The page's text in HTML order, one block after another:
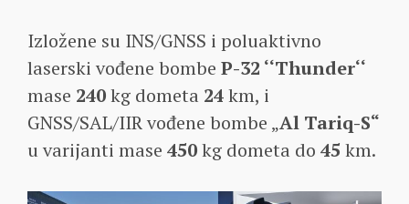
Izložene su INS/GNSS i poluaktivno
laserski vođene bombe P-32 ‘‘Thunder‘‘
mase 240kg dometa 24km, i
GNSS/SAL/IIR vođene bombe „Al Tariq-S“
u varijanti mase 450kg dometa do 45 km.